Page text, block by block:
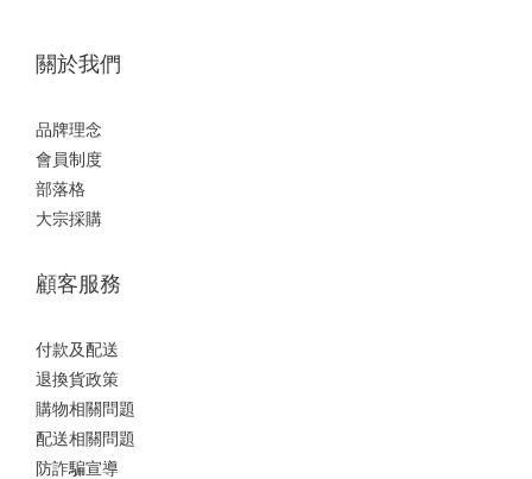
關於我們
品牌理念
會員制度
部落格
大宗採購
顧客服務
付款及配送
退換貨政策
購物相關問題
配送相關問題
防詐騙宣導